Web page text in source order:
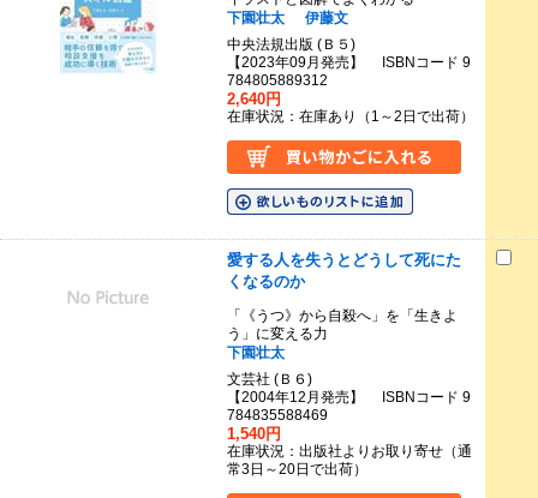
下園壮太
伊藤文
中央法規出版 (Ｂ５)
【2023年09月発売】 ISBNコード 9
784805889312
2,640円
在庫状況：在庫あり（1～2日で出荷）
愛する人を失うとどうして死にた
くなるのか
「《うつ》から自殺へ」を「生きよ
う」に変える力
下園壮太
文芸社 (Ｂ６)
【2004年12月発売】 ISBNコード 9
784835588469
1,540円
在庫状況：出版社よりお取り寄せ（通
常3日～20日で出荷）